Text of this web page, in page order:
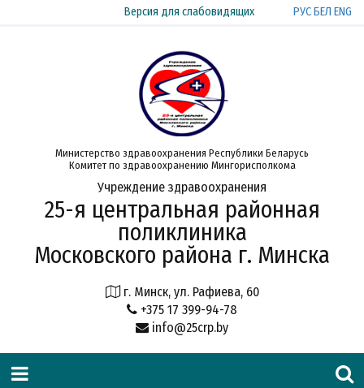
Версия для слабовидящих РУСБЕЛ ENG
Министерство здравоохранения Республики Беларусь
Комитет по здравоохранению Мингорисполкома
Учреждение здравоохранения
25-я центральная районная
поликлиника
Московского района г. Минска
г. Минск, ул. Рафиева, 60
+375 17 399-94-78
info@25crp.by